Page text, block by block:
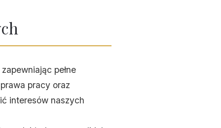
zapewniając pełne
pracy oraz
interesów naszych